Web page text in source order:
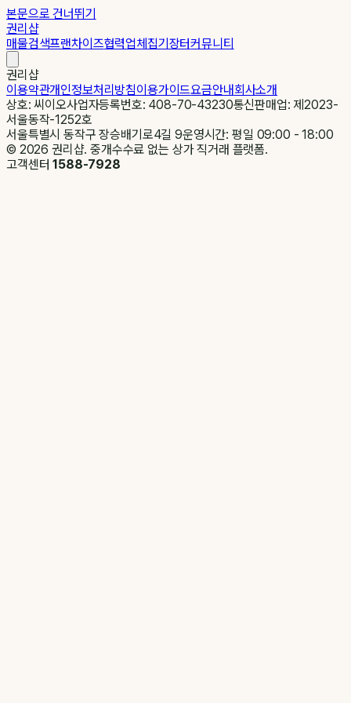
본문으로 건너뛰기
권리샵
매물검색프랜차이즈협력업체집기장터커뮤니티
권리샵
이용약관개인정보처리방침이용가이드요금안내회사소개
상호: 씨이오사업자등록번호: 408-70-43230통신판매업: 제2023-
서울동작-1252호
서울특별시 동작구 장승배기로4길 9운영시간: 평일 09:00 - 18:00
© 2026 권리샵. 중개수수료 없는 상가 직거래 플랫폼.
고객센터1588-7928